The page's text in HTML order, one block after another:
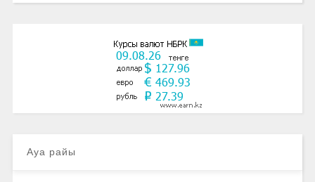
Ауа райы